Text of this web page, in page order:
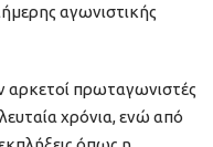
αγωνιστικής
αρκετοί πρωταγωνιστές
χρόνια, ενώ από